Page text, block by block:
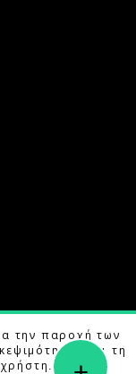
BYB LABS
την παροχή των
και τη
χρήστη. Μάθετε